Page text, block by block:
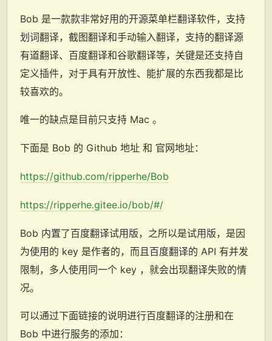
Bob 是一款款非常好用的开源菜单栏翻译软件，支持
划词翻译，截图翻译和手动输入翻译，支持的翻译源
有道翻译、百度翻译和谷歌翻译等，关键是还支持自
定义插件，对于具有开放性、能扩展的东西我都是比
较喜欢的。
唯一的缺点是目前只支持 Mac 。
下面是 Bob 的 Github 地址 和 官网地址：
https://github.com/ripperhe/Bob
https://ripperhe.gitee.io/bob/#/
Bob 内置了百度翻译试用版，之所以是试用版，是因
为使用的 key 是作者的，而且百度翻译的 API 有并发
限制，多人使用同一个 key ，就会出现翻译失败的情
况。
可以通过下面链接的说明进行百度翻译的注册和在
Bob 中进行服务的添加：